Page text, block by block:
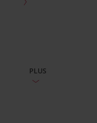
PLUS